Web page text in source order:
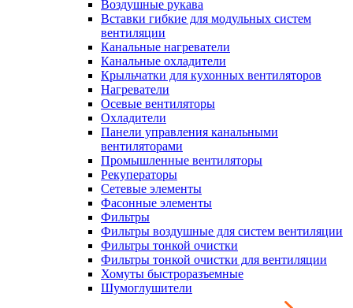
Воздушные рукава
Вставки гибкие для модульных систем
вентиляции
Канальные нагреватели
Канальные охладители
Крыльчатки для кухонных вентиляторов
Нагреватели
Осевые вентиляторы
Охладители
Панели управления канальными
вентиляторами
Промышленные вентиляторы
Рекуператоры
Сетевые элементы
Фасонные элементы
Фильтры
Фильтры воздушные для систем вентиляции
Фильтры тонкой очистки
Фильтры тонкой очистки для вентиляции
Хомуты быстроразъемные
Шумоглушители